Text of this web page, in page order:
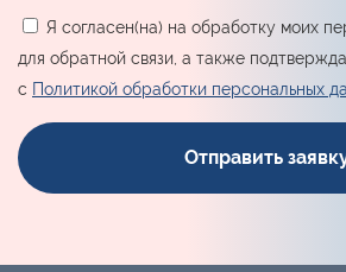
Я согласен(на) на обработку моих
для обратной связи, а также
с Политикой обработки персональных